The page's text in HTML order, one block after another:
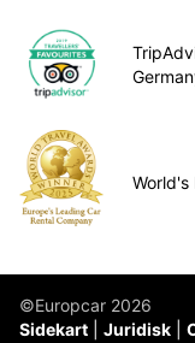
World's
©Europcar 2026
Sidekart
Juridisk